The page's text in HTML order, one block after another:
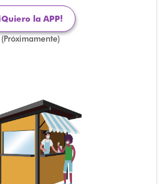
la APP!
(Próximamente)